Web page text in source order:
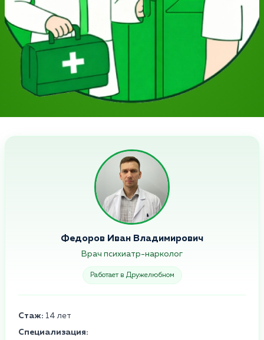
Федоров Иван Владимирович
Врач психиатр-нарколог
Работает в Дружелюбном
Стаж: 14 лет
Специализация: